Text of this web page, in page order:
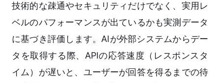
技術的な疎通やセキュリティだけでなく、実用レ
ベルのパフォーマンスが出ているかも実測データ
に基づき評価します。AIが外部システムからデー
タを取得する際、APIの応答速度（レスポンスタ
イム）が遅いと、ユーザーが回答を得るまでの待